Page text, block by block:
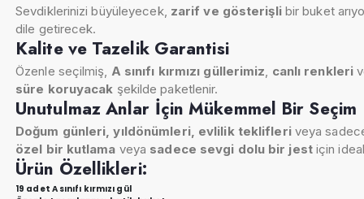
Sevdiklerinizi büyüleyecek, zarif ve gösterişlibir buket
dile getirecek.
Kalite ve Tazelik Garantisi
Özenle seçilmiş, A sınıfı kırmızı güllerimiz canlı renkleri
süre koruyacak şekilde paketlenir.
Unutulmaz Anlar İçin Mükemmel Bir Seçim
Doğum günleri, yıldönümleri, evlilik teklifleriveya
özel bir kutlama veya sadece sevgi dolu bir jestiçin
Ürün Özellikleri:
19 adet A sınıfı kırmızı gül